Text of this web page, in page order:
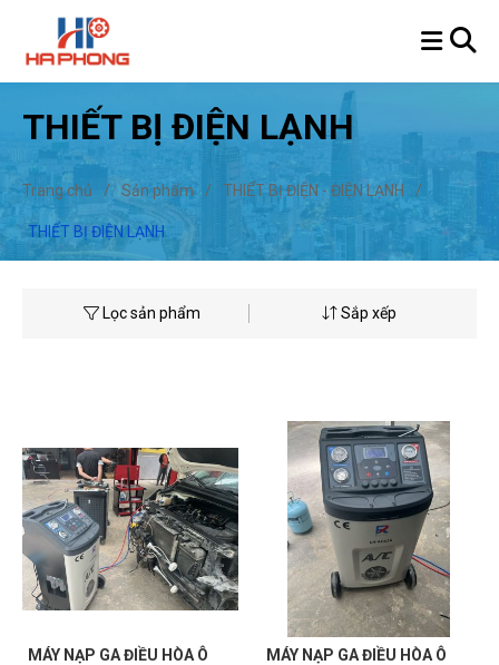
THIẾT BỊ ĐIỆN LẠNH
Trang chủ / Sản phẩm / THIẾT BỊ ĐIỆN - ĐIỆN LẠNH /
THIẾT BỊ ĐIỆN LẠNH
Lọc sản phẩm Sắp xếp
MÁY NẠP GA ĐIỀU HÒA Ô
MÁY NẠP GA ĐIỀU HÒA Ô